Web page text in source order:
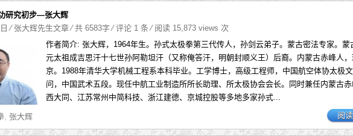
研究初步—张大辉
⁄ 张大辉先生文章⁄ 共 6583字⁄评论 1 条⁄ 阅读 15,873 views 次
作者简介: 张大辉，1964年生。孙式太极拳第三代传人，孙剑云弟子。蒙古密法专家。蒙
元太祖成吉思汗十七世孙阿勒坦汗（又称俺答汗，明朝封顺义王）后裔。内蒙古赤峰人
京。1988年清华大学机械工程系本科毕业。工学博士，高级工程师，中国航空体协太极
问，中国武术五段。现任中航工业制造所所长助理、所太极协会会长。同时兼任内蒙古
西大同、江苏常州中简科技、浙江建德、京城控股等多地多家孙式...
, 张大辉 阅